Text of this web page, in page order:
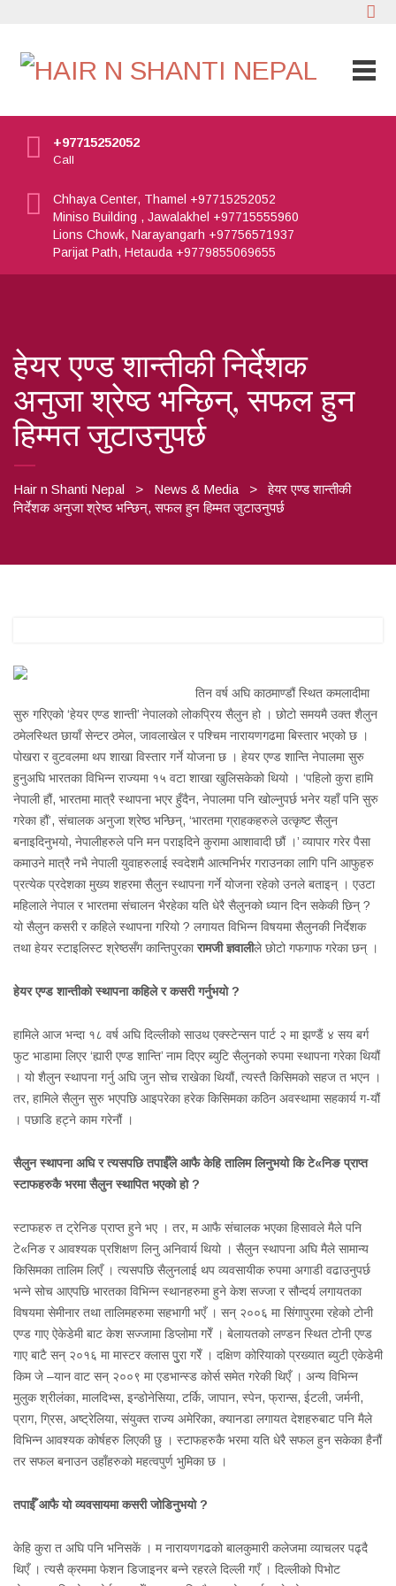
+97715252052
Call
Chhaya Center, Thamel +97715252052
Miniso Building , Jawalakhel +97715555960
Lions Chowk, Narayangarh +97756571937
Parijat Path, Hetauda +9779855069655
हेयर एण्ड शान्तीकी निर्देशक
अनुजा श्रेष्ठ भन्छिन्, सफल हुन
हिम्मत जुटाउनुपर्छ
Hair n Shanti Nepal > News & Media >
हेयर एण्ड शान्तीकी
निर्देशक अनुजा श्रेष्ठ भन्छिन्, सफल हुन हिम्मत जुटाउनुपर्छ
तिन वर्ष अघि काठमाण्डौं स्थित कमलादीमा
सुरु गरिएको ‘हेयर एण्ड शान्ती’ नेपालको लोकप्रिय सैलुन हो । छोटो समयमै उक्त शैलुन
ठमेलस्थित छायाँ सेन्टर ठमेल, जावलाखेल र पश्चिम नारायणगढमा बिस्तार भएको छ ।
पोखरा र वुटवलमा थप शाखा विस्तार गर्ने योजना छ । हेयर एण्ड शान्ति नेपालमा सुरु
हुनुअघि भारतका विभिन्न राज्यमा १५ वटा शाखा खुलिसकेको थियो । ‘पहिलो कुरा हामि
नेपाली हौं, भारतमा मात्रै स्थापना भएर हुँदैन, नेपालमा पनि खोल्नुपर्छ भनेर यहाँ पनि सुरु
गरेका हौं’, संचालक अनुजा श्रेष्ठ भन्छिन्, ‘भारतमा ग्राहकहरुले उत्कृष्ट सैलुन
बनाइदिनुभयो, नेपालीहरुले पनि मन पराइदिने कुरामा आशावादी छौं ।’ व्यापार गरेर पैसा
कमाउने मात्रै नभै नेपाली युवाहरुलाई स्वदेशमै आत्मनिर्भर गराउनका लागि पनि आफुहरु
प्रत्येक प्रदेशका मुख्य शहरमा सैलुन स्थापना गर्ने योजना रहेको उनले बताइन् । एउटा
महिलाले नेपाल र भारतमा संचालन भैरहेका यति धेरै सैलुनको ध्यान दिन सकेकी छिन् ?
यो सैलुन कसरी र कहिले स्थापना गरियो ? लगायत विभिन्न विषयमा सैलुनकी निर्देशक
तथा हेयर स्टाइलिस्ट श्रेष्ठसँग कान्तिपुरकारामजी ज्ञवालीले छोटो गफगाफ गरेका छन् ।
हेयर एण्ड शान्तीको स्थापना कहिले र कसरी गर्नुभयो ?
हामिले आज भन्दा १८ वर्ष अघि दिल्लीको साउथ एक्स्टेन्सन पार्ट २ मा झण्डैं ४ सय बर्ग
फुट भाडामा लिएर ‘ह्यारी एण्ड शान्ति’ नाम दिएर ब्युटि सैलुनको रुपमा स्थापना गरेका थियौं
। यो शैलुन स्थापना गर्नु अघि जुन सोच राखेका थियौं, त्यस्तै किसिमको सहज त भएन ।
तर, हामिले सैलुन सुरु भएपछि आइपरेका हरेक किसिमका कठिन अवस्थामा सहकार्य ग-यौं
। पछाडि हट्ने काम गरेनौं ।
सैलुन स्थापना अघि र त्यसपछि तपाईँले आफै केहि तालिम लिनुभयो कि टे«निङ प्राप्त
स्टाफहरुकै भरमा सैलुन स्थापित भएको हो ?
स्टाफहरु त ट्रेनिङ प्राप्त हुने भए । तर, म आफै संचालक भएका हिसावले मैले पनि
टे«निङ र आवश्यक प्रशिक्षण लिनु अनिवार्य थियो । सैलुन स्थापना अघि मैले सामान्य
किसिमका तालिम लिएँ । त्यसपछि सैलुनलाई थप व्यवसायीक रुपमा अगाडी वढाउनुपर्छ
भन्ने सोच आएपछि भारतका विभिन्न स्थानहरुमा हुने केश सज्जा र सौन्दर्य लगायतका
विषयमा सेमीनार तथा तालिमहरुमा सहभागी भएँ । सन् २००६ मा सिंगापुरमा रहेको टोनी
एण्ड गाए ऐकेडेमी बाट केश सज्जामा डिप्लोमा गरेँ । बेलायतको लण्डन स्थित टोनी एण्ड
गाए बाटै सन् २०१६ मा मास्टर क्लास पुुरा गरेँ । दक्षिण कोरियाको प्रख्यात ब्युटी एकेडेमी
किम जे –यान वाट सन् २००९ मा एडभान्स्ड कोर्स समेत गरेकी थिएँ । अन्य विभिन्न
मुलुक श्रीलंका, मालदिभ्स, इन्डोनेसिया, टर्कि, जापान, स्पेन, फ्रान्स, ईटली, जर्मनी,
प्राग, ग्रिस, अष्ट्रेलिया, संयुक्त राज्य अमेरिका, क्यानडा लगायत देशहरुबाट पनि मैले
विभिन्न आवश्यक कोर्षहरु लिएकी छु । स्टाफहरुकै भरमा यति धेरै सफल हुन सकेका हैनौं
तर सफल बनाउन उहाँहरुको महत्वपुर्ण भुमिका छ ।
तपाईँ आफै यो व्यवसायमा कसरी जोडिनुभयो ?
केहि कुरा त अघि पनि भनिसकें । म नारायणगढको बालकुमारी कलेजमा व्याचलर पढ्दै
थिएँ । त्यसै क्रममा फेशन डिजाइनर बन्ने रहरले दिल्ली गएँ । दिल्लीको पिभोट